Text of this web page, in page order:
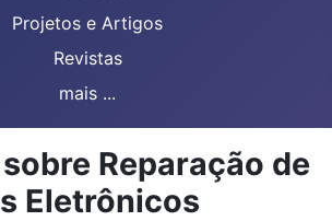
Projetos e Artigos
Revistas
mais ...
Reparação de
Eletrônicos